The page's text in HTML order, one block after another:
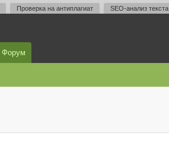
Проверка на антиплагиат SEO-анализ текста
Форум